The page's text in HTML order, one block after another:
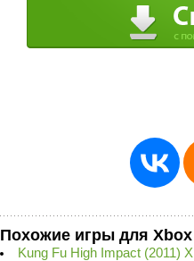
Похожие игры для Xbox
Kung Fu High Impact (2011)